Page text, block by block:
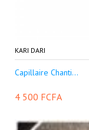
KARI DARI
Capillaire Chanti...
4 500 FCFA